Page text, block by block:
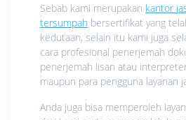
Sebab kami merupakan kantor
tersumpah bersertifikat yang
kedutaan, selain itu kami juga
cara profesional penerjemah
penerjemah lisan atau
maupun para pengguna layanan
Anda juga bisa memperoleh